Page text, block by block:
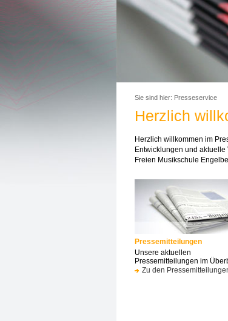
Sie sind hier: Presseservice
Herzlich
Herzlich willkommen im
Entwicklungen und
Freien Musikschule
Pressemitteilungen
Unsere aktuellen
Pressemitteilungen im
Zu den